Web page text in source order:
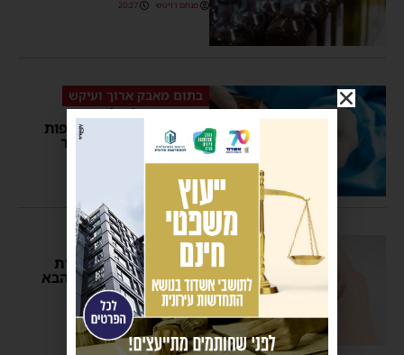
מנחם דויטש 20:27
בתום מאבק ארוך ועיקש
בשורת ענק לחולים
ומשפחותיהם: אלו התרופות
החדשות בהם יינתן החזר
כספי
מכה קשה לנוסעים
מחירי התחבורה הציבורית
צפויים להתייקר בשבוע הבא
בכ-12% • כל הפרטים
מנחם דויטש 08:46 3 תגובות